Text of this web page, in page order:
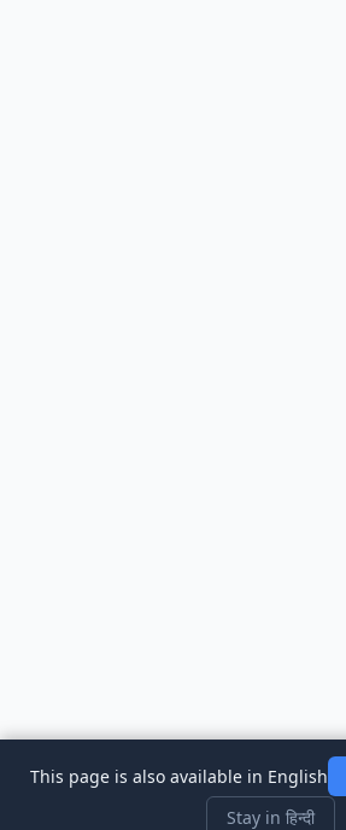
This page is also available in English
Stay in हिन्दी